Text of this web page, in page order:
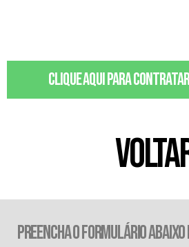
Clique aqui para
PREENCHA O FORMULÁRIO